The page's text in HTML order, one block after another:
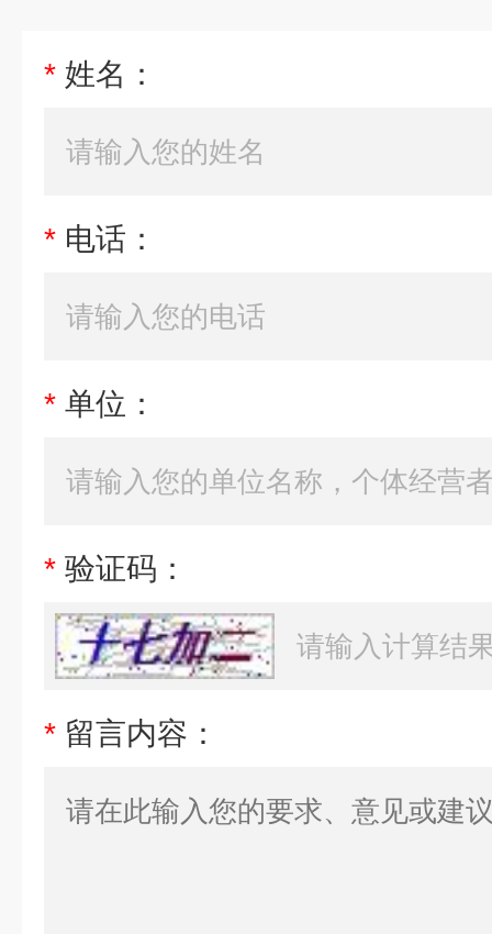
* 姓名：
* 电话：
* 单位：
* 验证码：
* 留言内容：